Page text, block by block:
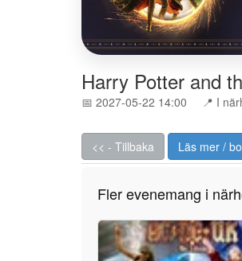
Harry Potter and
📅 2027-05-22 14:00 📍 I
<< - Tillbaka Läs mer /
Fler evenemang i